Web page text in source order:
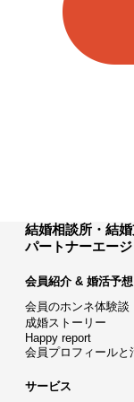
結婚相談所・結
パートナーエージ
会員紹介 & 婚活予
会員のホンネ体験談
成婚ストーリー
Happy report
会員プロフィールと
サービス